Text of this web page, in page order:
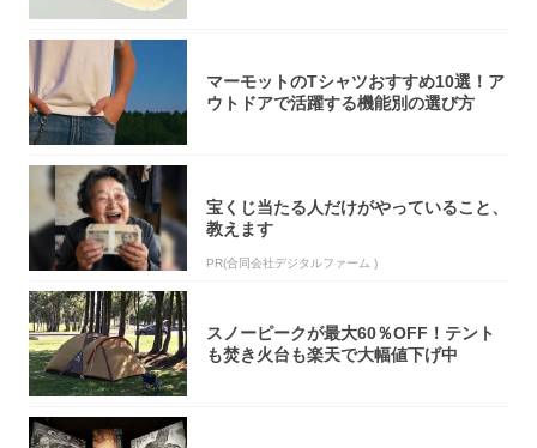
マーモットのTシャツおすすめ10選！ア
ウトドアで活躍する機能別の選び方
宝くじ当たる人だけがやっていること、
教えます
PR(合同会社デジタルファーム )
スノーピークが最大60％OFF！テント
も焚き火台も楽天で大幅値下げ中